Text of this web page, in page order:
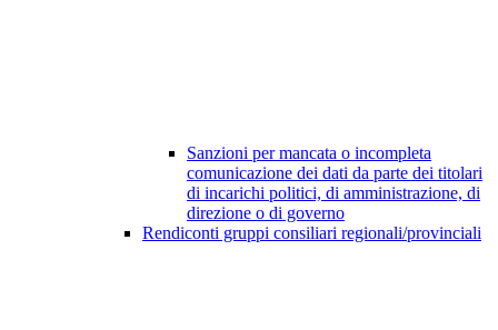
Sanzioni per mancata o incompleta
comunicazione dei dati da parte dei titolari
di incarichi politici, di amministrazione, di
direzione o di governo
Rendiconti gruppi consiliari regionali/provinciali